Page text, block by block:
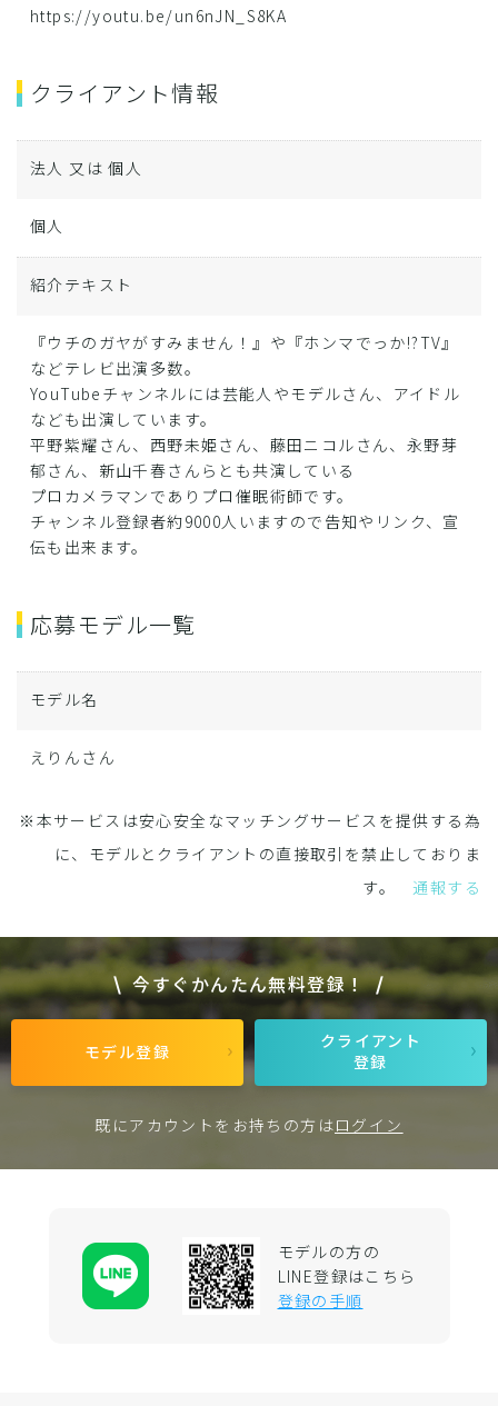
https://youtu.be/un6nJN_S8KA
クライアント情報
法人 又は 個人
個人
紹介テキスト
『ウチのガヤがすみません！』や『ホンマでっか!?TV』
などテレビ出演多数。
YouTubeチャンネルには芸能人やモデルさん、アイドル
なども出演しています。
平野紫耀さん、西野未姫さん、藤田ニコルさん、永野芽
郁さん、新山千春さんらとも共演している
プロカメラマンでありプロ催眠術師です。
チャンネル登録者約9000人いますので告知やリンク、宣
伝も出来ます。
応募モデル一覧
モデル名
えりんさん
※本サービスは安心安全なマッチングサービスを提供する為
に、モデルとクライアントの直接取引を禁止しておりま
す。通報する
今すぐかんたん無料登録！
モデル登録
クライアント
登録
既にアカウントをお持ちの方はログイン
モデルの方の
LINE登録はこちら
登録の手順